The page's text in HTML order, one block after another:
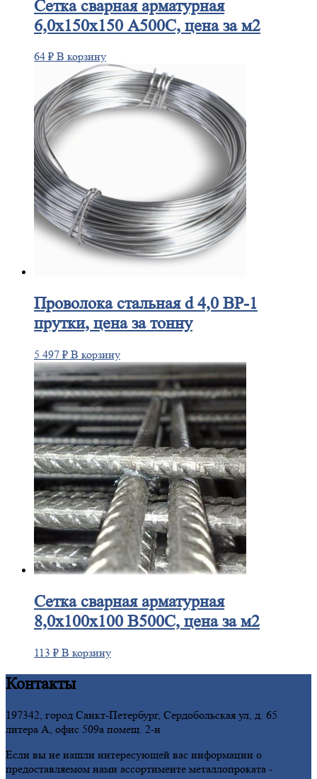
Сеткасварная арматурная
6,0х150х150 А500С, цена за м2
64 ₽ В корзину
Проволокастальная d 4,0 ВР-1
прутки, цена за тонну
5 497 ₽ В корзину
Сеткасварная арматурная
8,0х100х100 В500С, цена за м2
113 ₽ В корзину
Контакты
197342, город Санкт-Петербург, Сердобольская ул, д. 65
литера А, офис 509а помещ. 2-н
Если вы не нашли интересующей вас информации о
предоставляемом нами ассортименте металлопроката -